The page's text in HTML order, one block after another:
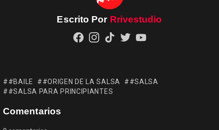
Escrito Por Rrivestudio
#BAILE #ORIGEN DE LA SALSA
#SALSA
#SALSA PARA PRINCIPIANTES
Comentarios